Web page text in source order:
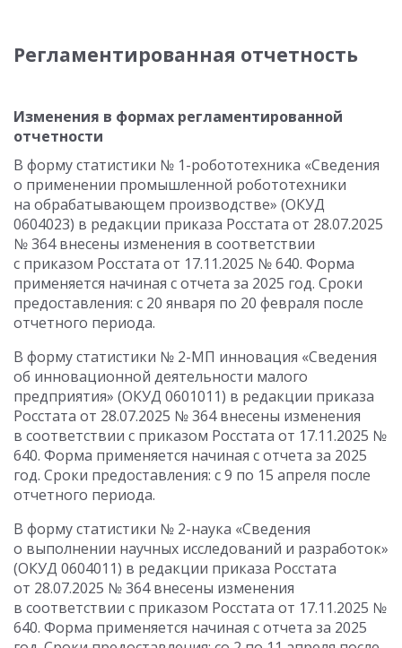
Регламентированная отчетность
Изменения в формах регламентированной
отчетности
В форму статистики № 1-робототехника «Сведения
о применении промышленной робототехники
на обрабатывающем производстве» (ОКУД
0604023) в редакции приказа Росстата от 28.07.2025
№ 364 внесены изменения в соответствии
с приказом Росстата от 17.11.2025 № 640. Форма
применяется начиная с отчета за 2025 год. Сроки
предоставления: с 20 января по 20 февраля после
отчетного периода.
В форму статистики № 2-МП инновация «Сведения
об инновационной деятельности малого
предприятия» (ОКУД 0601011) в редакции приказа
Росстата от 28.07.2025 № 364 внесены изменения
в соответствии с приказом Росстата от 17.11.2025 №
640. Форма применяется начиная с отчета за 2025
год. Сроки предоставления: с 9 по 15 апреля после
отчетного периода.
В форму статистики № 2-наука «Сведения
о выполнении научных исследований и разработок»
(ОКУД 0604011) в редакции приказа Росстата
от 28.07.2025 № 364 внесены изменения
в соответствии с приказом Росстата от 17.11.2025 №
640. Форма применяется начиная с отчета за 2025